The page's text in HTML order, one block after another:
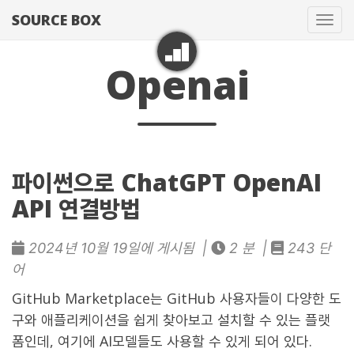
네
SOURCE BOX
Openai
파이썬으로 ChatGPT OpenAI
API 연결방법
2024년 10월 19일에 게시됨 | 2 분 |
243 단
어
GitHub Marketplace는 GitHub 사용자들이 다양한 도
구와 애플리케이션을 쉽게 찾아보고 설치할 수 있는 플랫
폼인데, 여기에 AI모델들도 사용할 수 있게 되어 있다.